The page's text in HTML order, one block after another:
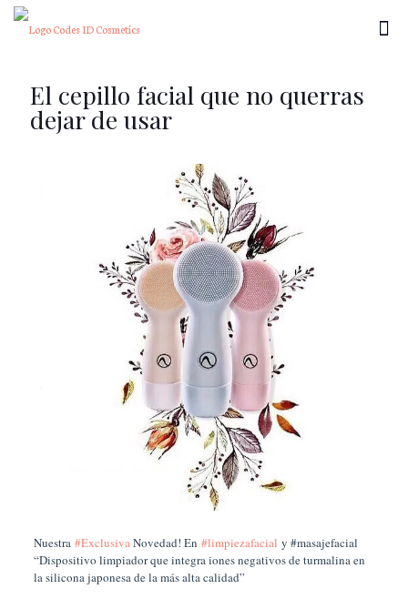
El cepillo facial que no querras
dejar de usar
Nuestra #ExclusivaNovedad! En #limpiezafacial y #masajefacial⠀
“Dispositivo limpiador que integra iones negativos de turmalina en
la silicona japonesa de la más alta calidad”⠀